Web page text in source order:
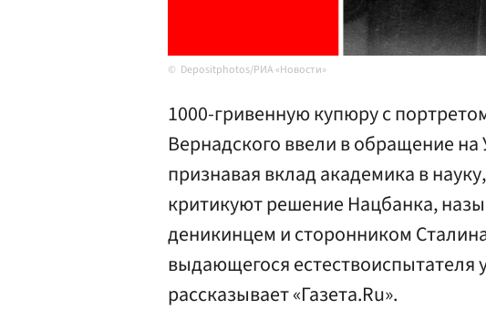
Depositphotos/РИА «Новости»
1000-гривенную купюру с
Вернадского ввели в обращение
признавая вклад академика в
критикуют решение Нацбанка,
деникинцем и сторонником
выдающегося естествоиспытателя
рассказывает «Газета.Ru».